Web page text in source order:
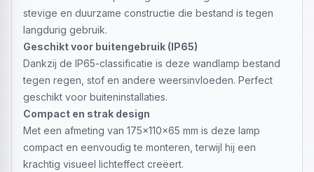
stevige en duurzame constructie die bestand is tegen
langdurig gebruik.
Geschikt voor buitengebruik (IP65)
Dankzij de IP65-classificatie is deze wandlamp bestand
tegen regen, stof en andere weersinvloeden. Perfect
geschikt voor buiteninstallaties.
Compact en strak design
Met een afmeting van 175x110x65 mm is deze lamp
compact en eenvoudig te monteren, terwijl hij een
krachtig visueel lichteffect creëert.